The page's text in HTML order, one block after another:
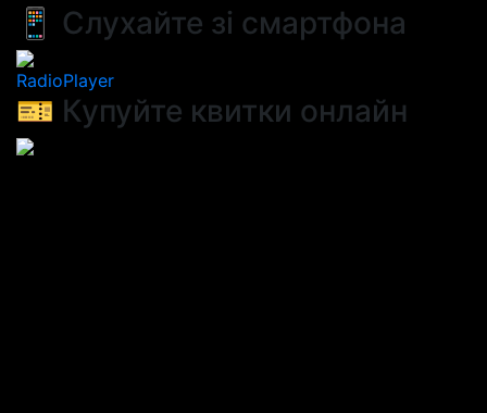
📱 Слухайте зі смартфона
RadioPlayer
🎫 Купуйте квитки онлайн